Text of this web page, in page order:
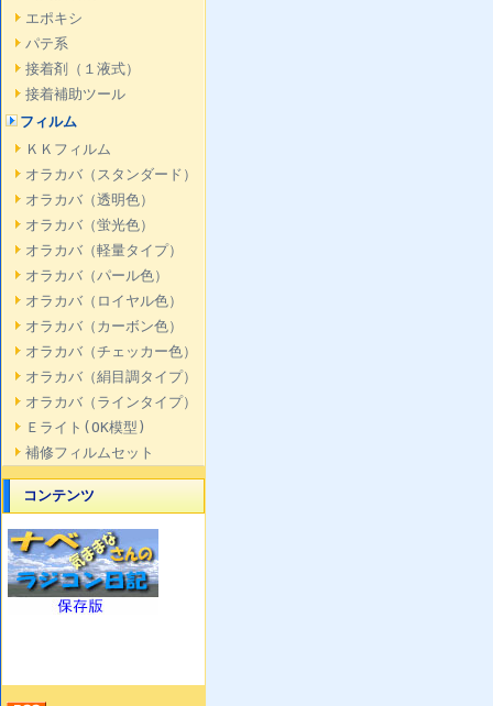
エポキシ
パテ系
接着剤（１液式）
接着補助ツール
フィルム
ＫＫフィルム
オラカバ（スタンダード）
オラカバ（透明色）
オラカバ（蛍光色）
オラカバ（軽量タイプ）
オラカバ（パール色）
オラカバ（ロイヤル色）
オラカバ（カーボン色）
オラカバ（チェッカー色）
オラカバ（絹目調タイプ）
オラカバ（ラインタイプ）
Ｅライト(OK模型)
補修フィルムセット
コンテンツ